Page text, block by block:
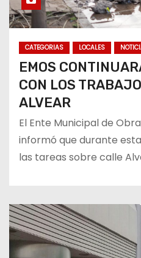
CATEGORIAS LOCALES
EMOS
CON LOS
ALVEAR
El Ente Municipal de
informó que durante
las tareas sobre calle